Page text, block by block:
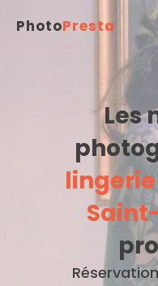
PhotoPresta
Les